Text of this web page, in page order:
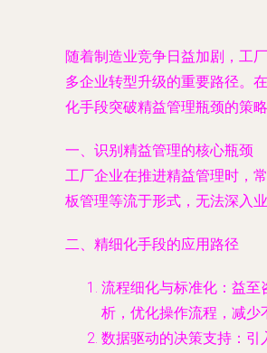
随着制造业竞争日益加剧，工
多企业转型升级的重要路径。
化手段突破精益管理瓶颈的策略
一、识别精益管理的核心瓶颈
工厂企业在推进精益管理时，
板管理等流于形式，无法深入
二、精细化手段的应用路径
流程细化与标准化：益
析，优化操作流程，减少
数据驱动的决策支持：引